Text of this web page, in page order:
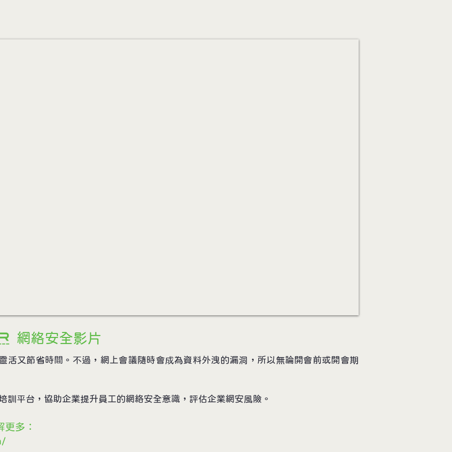
​網絡安全影片
活又節省時間。不過，網上會議隨時會成為資料外洩的漏洞，所以無論開會前或開會期
訓平台，協助企業提升員工的網絡安全意識，評估企業網安風險。
多：